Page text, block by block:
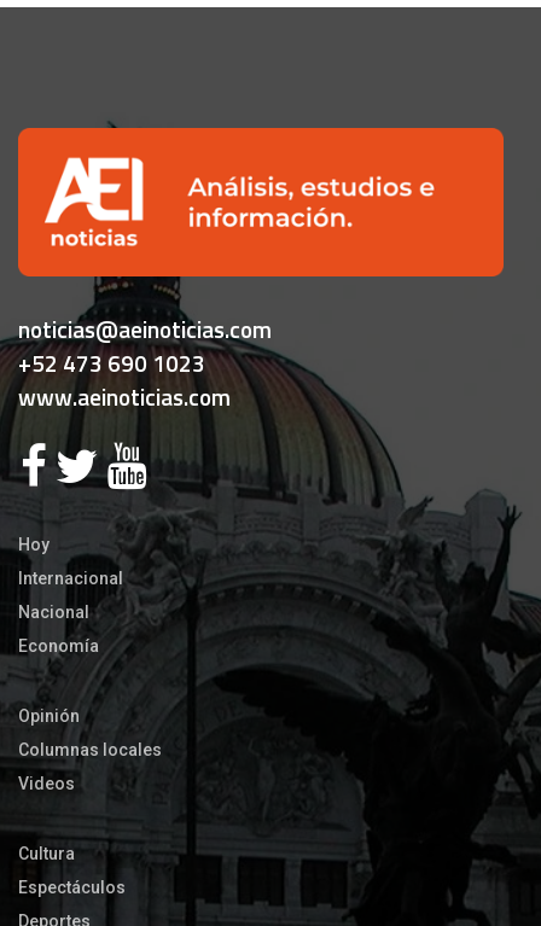
noticias@aeinoticias.com
+52 473 690 1023
www.aeinoticias.com
Hoy
Internacional
Nacional
Economía
Opinión
Columnas locales
Videos
Cultura
Espectáculos
Deportes